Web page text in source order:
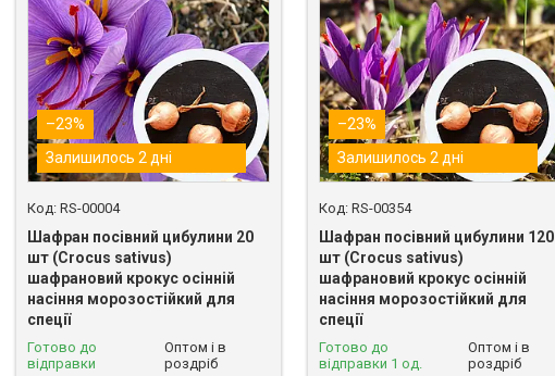
–23%
Залишилось 2 дні
RS-00004
Шафран посівний цибулини 20
шт (Crocus sativus)
шафрановий крокус осінній
насіння морозостійкий для
спеції
Готово до
відправки
Оптом і в
роздріб
–23%
Залишилось 2 дні
RS-00354
Шафран посівний цибулини 120
шт (Crocus sativus)
шафрановий крокус осінній
насіння морозостійкий для
спеції
Готово до
відправки 1 од.
Оптом і в
роздріб